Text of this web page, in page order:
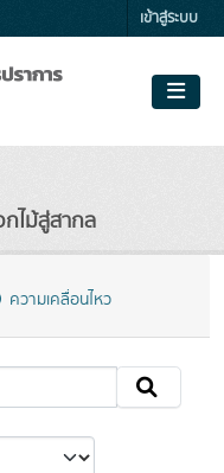
เข้าสู่ระบบ
ไม้สู่สากล
ความเคลื่อนไหว